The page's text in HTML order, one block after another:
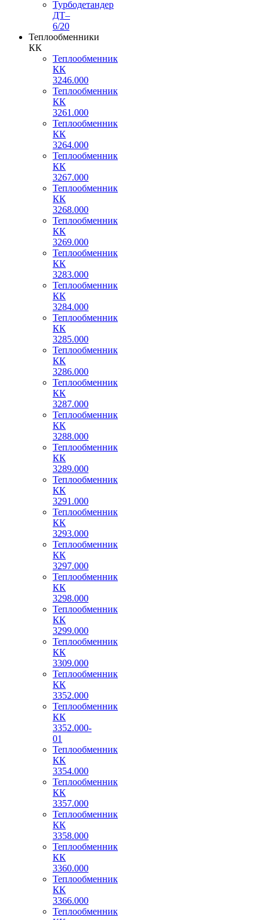
Турбодетандер
ДТ–
6/20
Теплообменники
КК
Теплообменник
КК
3246.000
Теплообменник
КК
3261.000
Теплообменник
КК
3264.000
Теплообменник
КК
3267.000
Теплообменник
КК
3268.000
Теплообменник
КК
3269.000
Теплообменник
КК
3283.000
Теплообменник
КК
3284.000
Теплообменник
КК
3285.000
Теплообменник
КК
3286.000
Теплообменник
КК
3287.000
Теплообменник
КК
3288.000
Теплообменник
КК
3289.000
Теплообменник
КК
3291.000
Теплообменник
КК
3293.000
Теплообменник
КК
3297.000
Теплообменник
КК
3298.000
Теплообменник
КК
3299.000
Теплообменник
КК
3309.000
Теплообменник
КК
3352.000
Теплообменник
КК
3352.000-
01
Теплообменник
КК
3354.000
Теплообменник
КК
3357.000
Теплообменник
КК
3358.000
Теплообменник
КК
3360.000
Теплообменник
КК
3366.000
Теплообменник